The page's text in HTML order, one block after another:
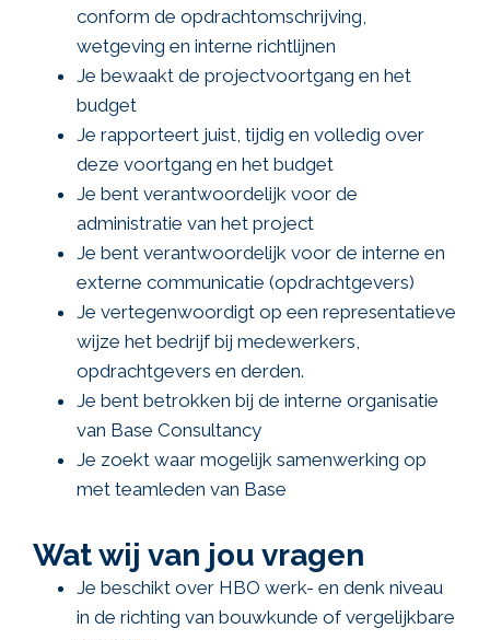
conform de opdrachtomschrijving,
wetgeving en interne richtlijnen
Je bewaakt de projectvoortgang en het
budget
Je rapporteert juist, tijdig en volledig over
deze voortgang en het budget
Je bent verantwoordelijk voor de
administratie van het project
Je bent verantwoordelijk voor de interne en
externe communicatie (opdrachtgevers)
Je vertegenwoordigt op een representatieve
wijze het bedrijf bij medewerkers,
opdrachtgevers en derden.
Je bent betrokken bij de interne organisatie
van Base Consultancy
Je zoekt waar mogelijk samenwerking op
met teamleden van Base
Wat wij van jou vragen
Je beschikt over HBO werk- en denk niveau
in de richting van bouwkunde of vergelijkbare